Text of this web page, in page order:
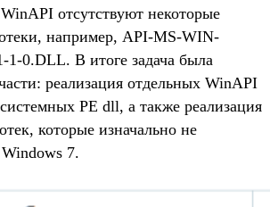
отсутствуют некоторые
например, API-MS-WIN-
0.DLL. В итоге задача была
реализация отдельных WinAPI
PE dll, а также реализация
которые изначально не
7.